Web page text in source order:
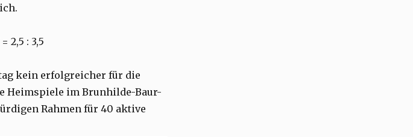
2,5 : 3,5
kein erfolgreicher für die
Heimspiele im Brunhilde-Baur-
Rahmen für 40 aktive